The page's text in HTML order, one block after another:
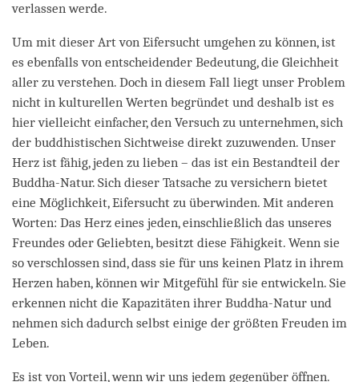
verlassen werde.
Um mit dieser Art von Eifersucht umgehen zu können, ist
es ebenfalls von entscheidender Bedeutung, die Gleichheit
aller zu verstehen. Doch in diesem Fall liegt unser Problem
nicht in kulturellen Werten begründet und deshalb ist es
hier vielleicht einfacher, den Versuch zu unternehmen, sich
der buddhistischen Sichtweise direkt zuzuwenden. Unser
Herz ist fähig, jeden zu lieben – das ist ein Bestandteil der
Buddha-Natur. Sich dieser Tatsache zu versichern bietet
eine Möglichkeit, Eifersucht zu überwinden. Mit anderen
Worten: Das Herz eines jeden, einschließlich das unseres
Freundes oder Geliebten, besitzt diese Fähigkeit. Wenn sie
so verschlossen sind, dass sie für uns keinen Platz in ihrem
Herzen haben, können wir Mitgefühl für sie entwickeln. Sie
erkennen nicht die Kapazitäten ihrer Buddha-Natur und
nehmen sich dadurch selbst einige der größten Freuden im
Leben.
Es ist von Vorteil, wenn wir uns jedem gegenüber öffnen.